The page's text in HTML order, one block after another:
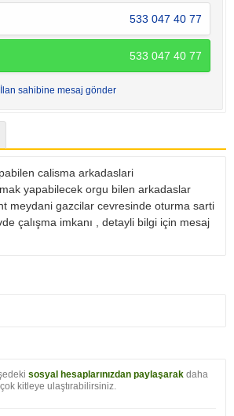
533 047 40 77
533 047 40 77
İlan sahibine mesaj gönder
calisma arkadaslari
yapabilecek orgu bilen arkadaslar
meydani gazcilar cevresinde oturma sarti
çalışma imkanı , detayli bilgi için mesaj
sosyal hesaplarınızdan paylaşarak daha
çok kitleye ulaştırabilirsiniz.